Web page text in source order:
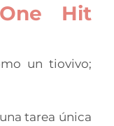
Hit
un tiovivo;
tarea única